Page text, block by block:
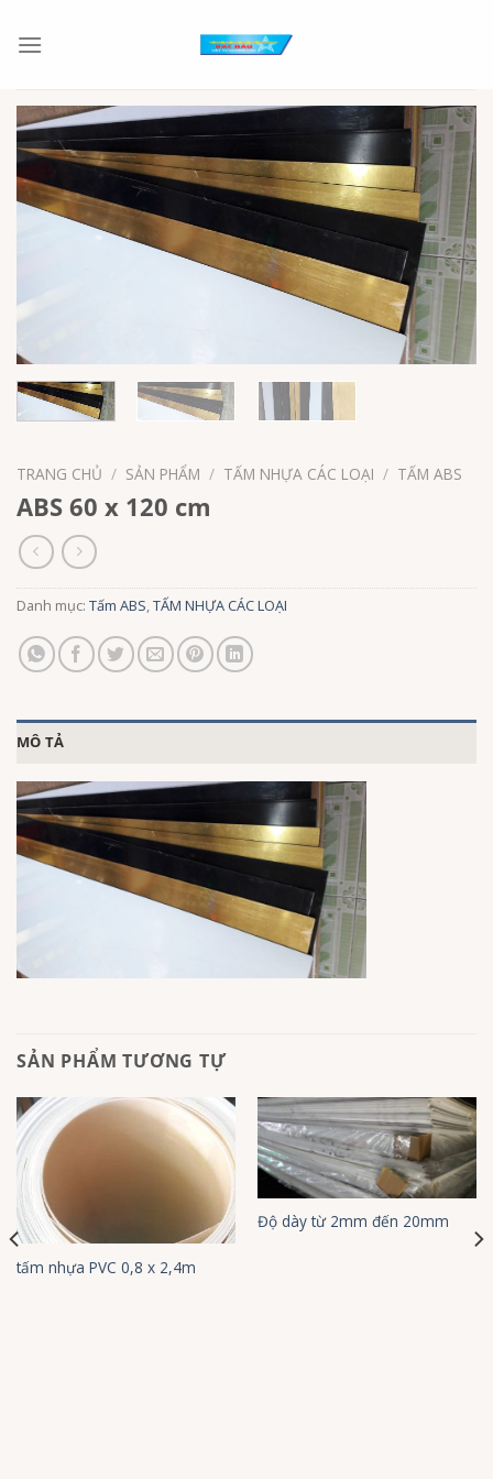
đến
TRANG CHỦ / SẢN PHẨM / TẤM NHỰA CÁC LOẠI / TẤM ABS
ABS 60 x 120 cm
Danh mục: Tấm ABS,TẤM NHỰA CÁC LOẠI
MÔ TẢ
SẢN PHẨM TƯƠNG TỰ
tấm nhựa PVC 0,8 x 2,4m
Độ dày từ 2mm đến 20mm